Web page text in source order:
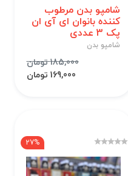
شامپو بدن مرطوب
کننده بانوان ای آی ان
پک 3 عددی
شامپو بدن
185,000 تومان
169,000 تومان
27%